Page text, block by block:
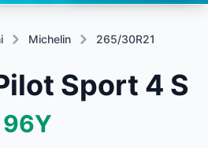
Michelin 265/30R21
Sport 4 S
96Y